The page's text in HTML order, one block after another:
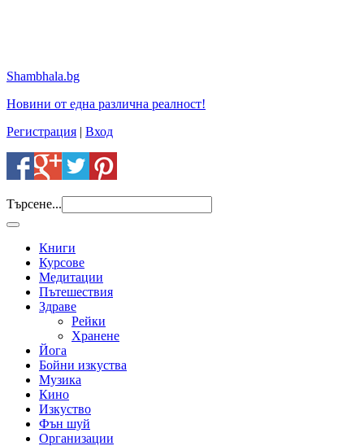
Shambhala.bg
Новини от една различна реалност!
Регистрация | Вход
Търсене...
Книги
Курсове
Медитации
Пътешествия
Здраве
Рейки
Хранене
Йога
Бойни изкуства
Музика
Кино
Изкуство
Фън шуй
Организации